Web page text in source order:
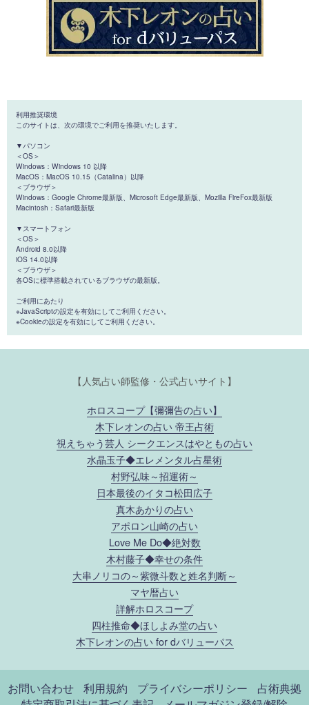
利用推奨環境
このサイトは、次の環境でご利用を推奨いたします。
▼パソコン
＜OS＞
Windows：Windows 10 以降
MacOS：MacOS 10.15（Catalina）以降
＜ブラウザ＞
Windows：Google Chrome最新版、Microsoft Edge最新版、Mozilla FireFox最新版
Macintosh：Safari最新版
▼スマートフォン
＜OS＞
Android 8.0以降
iOS 14.0以降
＜ブラウザ＞
各OSに標準搭載されているブラウザの最新版。
ご利用にあたり
※JavaScriptの設定を有効にしてご利用ください。
※Cookieの設定を有効にしてご利用ください。
【人気占い師監修・公式占いサイト】
ホロスコープ【彌彌告の占い】
木下レオンの占い 帝王占術
視えちゃう芸人 シークエンスはやともの占い
水晶玉子◆エレメンタル占星術
村野弘味～招運術～
日本最後のイタコ松田広子
真木あかりの占い
アポロン山崎の占い
Love Me Do◆絶対数
木村藤子◆幸せの条件
大串ノリコの～紫微斗数と姓名判断～
マヤ暦占い
詳解ホロスコープ
四柱推命◆ほしよみ堂の占い
木下レオンの占い for dバリューパス
お問い合わせ 利用規約 プライバシーポリシー
占術典拠